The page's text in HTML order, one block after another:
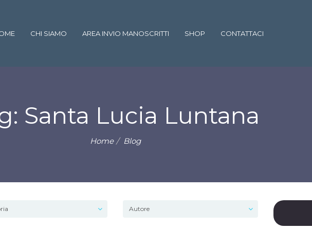
CHI SIAMO AREA INVIO MANOSCRITTI SHOP CONTATTACI
Santa Lucia Luntana
Home Blog